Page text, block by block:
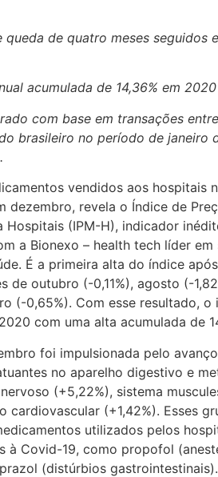
queda de quatro meses seguidos
acumulada de 14,36% em 2020
com base em transações
brasileiro no período de janeiro
vendidos aos hospitais
dezembro, revela o Índice de
Hospitais (IPM-H), indicador
a Bionexo – health tech líder
É a primeira alta do índice
de outubro (-0,11%), agosto (-
(-0,65%). Com esse resultado, o
com uma alta acumulada de
foi impulsionada pelo
no aparelho digestivo e
(+5,22%), sistema
cardiovascular (+1,42%). Esses
utilizados pelos
à Covid-19, como propofol
(distúrbios gastrointestinais).